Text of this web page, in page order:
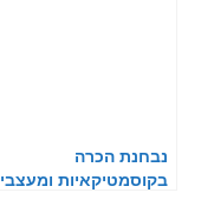
נבחנת הכרה
בקוסמטיקאיות ומעצבי